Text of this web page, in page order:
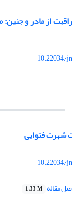
از مادر و جنین:
10.22034/
فتوایی
10.22034/
مقاله 1.33 M